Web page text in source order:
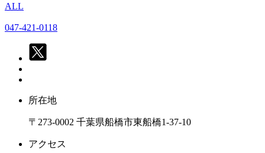
ALL
047-421-0118
所在地
〒273-0002 千葉県船橋市東船橋1-37-10
アクセス